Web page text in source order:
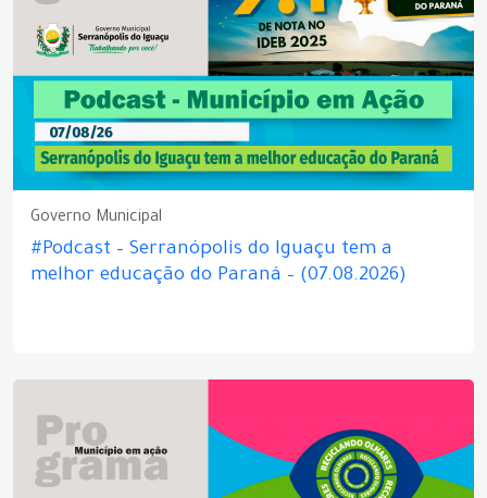
Governo Municipal
#Podcast – Serranópolis do Iguaçu tem a
melhor educação do Paraná – (07.08.2026)